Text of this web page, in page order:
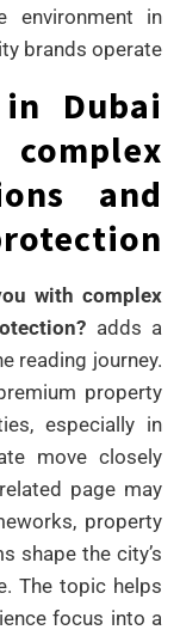
environment in
brands operate.
Dubai
and
with complex
adds a
reading journey.
property
especially in
move closely
page may
property
shape the city’s
The topic helps
focus into a